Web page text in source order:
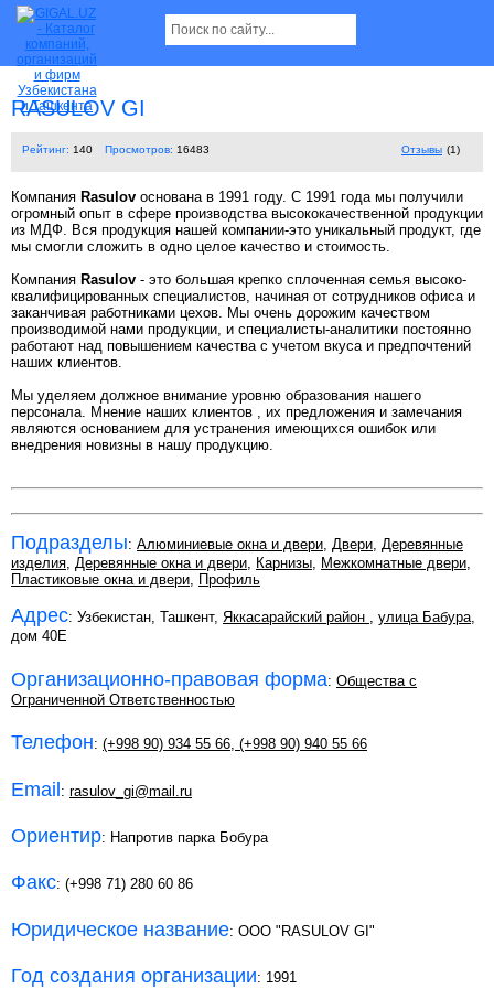
RASULOV GI
Рейтинг: 140 Просмотров: 16483 Отзывы (1)
Компания Rasulov основана в 1991 году. С 1991 года мы получили
огромный опыт в сфере производства высококачественной продукции
из МДФ. Вся продукция нашей компании-это уникальный продукт, где
мы смогли сложить в одно целое качество и стоимость.
Компания Rasulov - это большая крепко сплоченная семья высоко-
квалифицированных специалистов, начиная от сотрудников офиса и
заканчивая работниками цехов. Мы очень дорожим качеством
производимой нами продукции, и специалисты-аналитики постоянно
работают над повышением качества с учетом вкуса и предпочтений
наших клиентов.
Мы уделяем должное внимание уровню образования нашего
персонала. Мнение наших клиентов , их предложения и замечания
являются основанием для устранения имеющихся ошибок или
внедрения новизны в нашу продукцию.
Подразделы: Алюминиевые окна и двери, Двери, Деревянные
изделия, Деревянные окна и двери, Карнизы, Межкомнатные двери,
Пластиковые окна и двери, Профиль
Адрес: Узбекистан, Ташкент, Яккасарайский район , улица Бабура,
дом 40Е
Организационно-правовая форма: Общества с
Ограниченной Ответственностью
Телефон: (+998 90) 934 55 66, (+998 90) 940 55 66
Email: rasulov_gi@mail.ru
Ориентир: Напротив парка Бобура
Факс: (+998 71) 280 60 86
Юридическое название: OOO "RASULOV GI"
Год создания организации: 1991